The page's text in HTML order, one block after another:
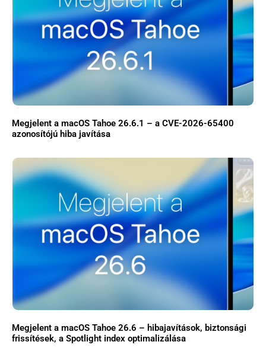
Megjelent a macOS Tahoe 26.6.1 – a CVE-2026-65400
azonosítójú hiba javítása
Megjelent a macOS Tahoe 26.6 – hibajavítások, biztonsági
frissítések, a Spotlight index optimalizálása